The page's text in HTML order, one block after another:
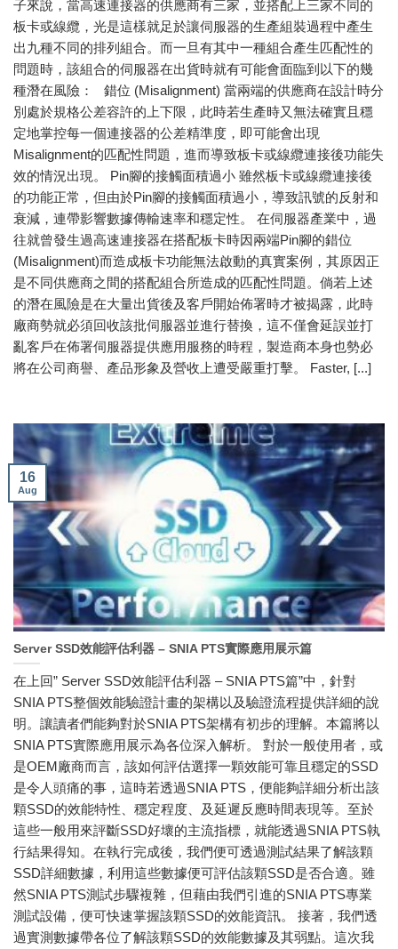
子來說，當高速連接器的供應商有三家，並搭配上三家不同的
板卡或線纜，光是這樣就足於讓伺服器的生產組裝過程中產生
出九種不同的排列組合。而一旦有其中一種組合產生匹配性的
問題時，該組合的伺服器在出貨時就有可能會面臨到以下的幾
種潛在風險： 錯位 (Misalignment) 當兩端的供應商在設計時分
別處於規格公差容許的上下限，此時若生產時又無法確實且穩
定地掌控每一個連接器的公差精準度，即可能會出現
Misalignment的匹配性問題，進而導致板卡或線纜連接後功能失
效的情況出現。 Pin腳的接觸面積過小 雖然板卡或線纜連接後
的功能正常，但由於Pin腳的接觸面積過小，導致訊號的反射和
衰減，連帶影響數據傳輸速率和穩定性。 在伺服器產業中，過
往就曾發生過高速連接器在搭配板卡時因兩端Pin腳的錯位
(Misalignment)而造成板卡功能無法啟動的真實案例，其原因正
是不同供應商之間的搭配組合所造成的匹配性問題。倘若上述
的潛在風險是在大量出貨後及客戶開始佈署時才被揭露，此時
廠商勢就必須回收該批伺服器並進行替換，這不僅會延誤並打
亂客戶在佈署伺服器提供應用服務的時程，製造商本身也勢必
將在公司商譽、產品形象及營收上遭受嚴重打擊。 Faster, [...]
Server SSD效能評估利器 – SNIA PTS實際應用展示篇
在上回” Server SSD效能評估利器 – SNIA PTS篇”中，針對
SNIA PTS整個效能驗證計畫的架構以及驗證流程提供詳細的說
明。讓讀者們能夠對於SNIA PTS架構有初步的理解。本篇將以
SNIA PTS實際應用展示為各位深入解析。 對於一般使用者，或
是OEM廠商而言，該如何評估選擇一顆效能可靠且穩定的SSD
是令人頭痛的事，這時若透過SNIA PTS，便能夠詳細分析出該
顆SSD的效能特性、穩定程度、及延遲反應時間表現等。至於
這些一般用來評斷SSD好壞的主流指標，就能透過SNIA PTS執
行結果得知。在執行完成後，我們便可透過測試結果了解該顆
SSD詳細數據，利用這些數據便可評估該顆SSD是否合適。雖
然SNIA PTS測試步驟複雜，但藉由我們引進的SNIA PTS專業
測試設備，便可快速掌握該顆SSD的效能資訊。 接著，我們透
過實測數據帶各位了解該顆SSD的效能數據及其弱點。這次我
16
Aug